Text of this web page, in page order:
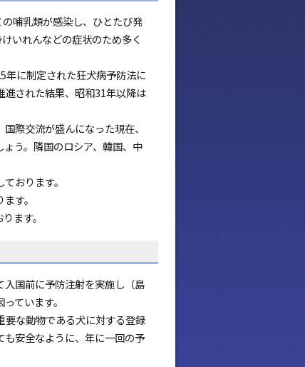
哺乳類が感染し、ひとたび発
いれんなどの症状のため多く
年に制定された狂犬病予防法に
された結果、昭和31年以降は
際交流が盛んになった現在、
う。隣国のロシア、韓国、中
おります。
す。
ます。
国前に予防注射を実施し（島
ています。
要な動物である犬に対する登録
安全なように、年に一回の予